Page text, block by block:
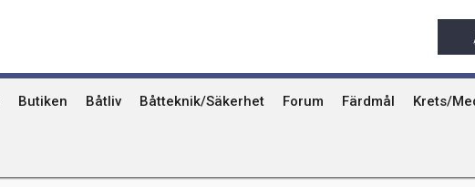
Butiken Båtliv
Toalettavfall och sjömackar
Båtteknik/Säkerhet Forum Färdmål
Stockholms skärgård
Krets/